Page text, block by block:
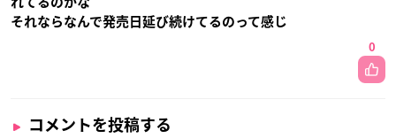
それならなんで発売日延び続けてるのって感じ
0
コメントを投稿する